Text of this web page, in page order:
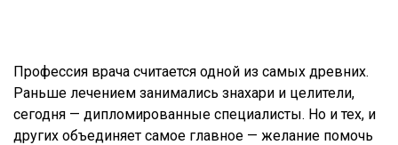
Профессия врача считается одной из самых древних.
Раньше лечением занимались знахари и целители,
сегодня — дипломированные специалисты. Но и тех, и
других объединяет самое главное — желание помочь